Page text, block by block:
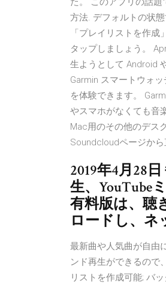
方法. デフォルトの状
「プレイリストを作
タップしましょう。
生ようとして Android
Garmin スマートウォ
を体験できます。
やスマホがなくても音
Mac用のその他のデス
Soundcloudページから
2019年4月28
生、YouTube
有料版は、聴
ロードし、ネ
最新曲や人気曲が自由
ンド再生ができるので
リストを作成可能; バ